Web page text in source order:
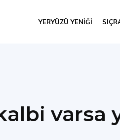
YERYÜZÜ YENIĞI
varsa